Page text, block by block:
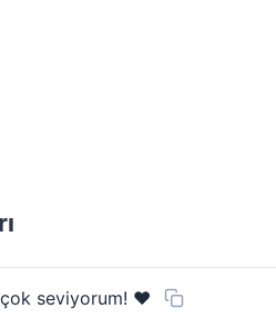
çok seviyorum! ❤️